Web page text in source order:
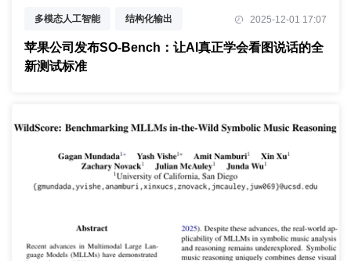
多模态人工智能 结构化输出
基准测试评估
2025-12-01 17:07
苹果公司发布SO-Bench：让AI真正学会看图说话的全
新测试标准